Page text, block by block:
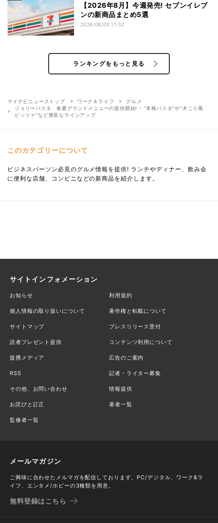
【2026年8月】今週発売! セブンイレブ
ンの新商品まとめ5選
2026/08/05 11:52
ランキングをもっと見る
マイナビニューストップ ワーク＆ライフ
グルメ
ジョリーパスタ、春夏グランドメニューの提供開始! - “本格パスタ”や“木こり風
ピッツァ”など豊富なラインアップ
このカテゴリーについて
ビジネスパーソン必見のグルメ情報を提供! ランチやディナー、飲み会
に便利な店舗、コンビニなどの新商品を紹介します。
サイトインフォメーション
お知らせ 利用規約
個人情報の取り扱いについて 著作権と転載について
サイトマップ プレスリリース受付
読者プレゼント提供 コンテンツ利用について
提携メディア 広告のご案内
RSS 記者・ライター募集
その他、お問い合わせ 情報提供
お詫びと訂正 著者一覧
監修者一覧
メールマガジン
ご興味に合わせたメルマガを配信しております。PC/デジタル、ワーク&ラ
イフ、エンタメ/ホビーの3種類を用意。
無料登録はこちら